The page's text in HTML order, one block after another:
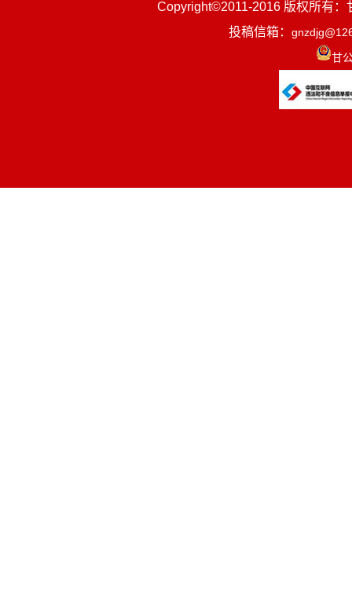
Copyright©2011-2016 版权所有：
投稿信箱：
甘